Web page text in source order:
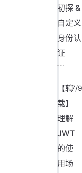
初探 &
自定义
身份认
证
7/
【转
载】
理解
JWT
的使
用场